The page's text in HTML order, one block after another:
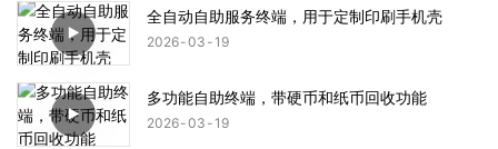
全自动自助服务终端，用于定制印刷手机壳
2026 03 19
多功能自助终端，带硬币和纸币回收功能
2026 03 19